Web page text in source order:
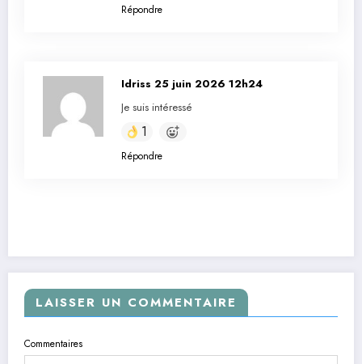
Répondre
Idriss 25 juin 2026 12h24
Je suis intéressé
1
Répondre
LAISSER UN COMMENTAIRE
Commentaires